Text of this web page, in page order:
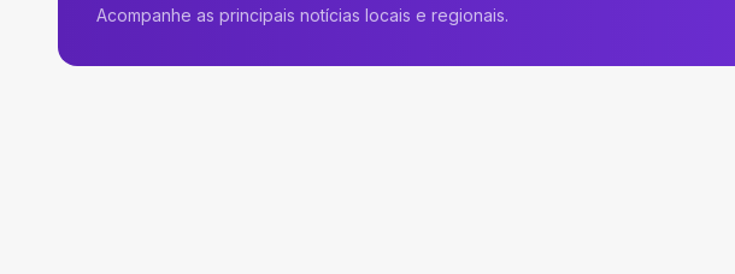
Acompanhe as principais notícias locais e regionais.